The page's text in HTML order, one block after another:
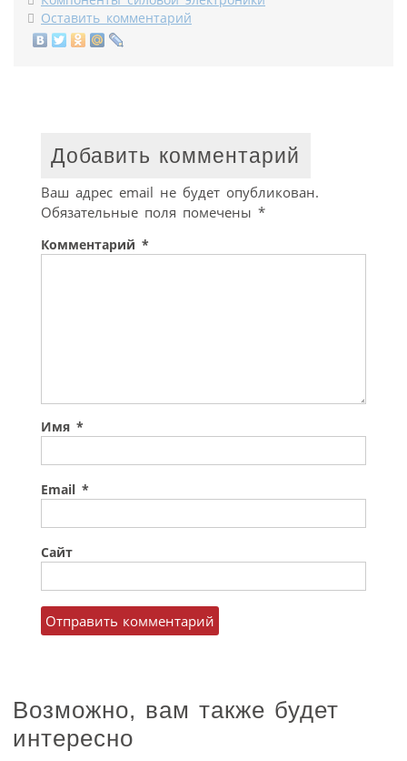
Оставить комментарий
Добавить комментарий
Ваш адрес email не будет опубликован.
Обязательные поля помечены *
Комментарий *
Имя *
Email *
Сайт
Возможно, вам также будет
интересно